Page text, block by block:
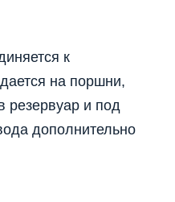
к
на поршни,
резервуар и под
дополнительно